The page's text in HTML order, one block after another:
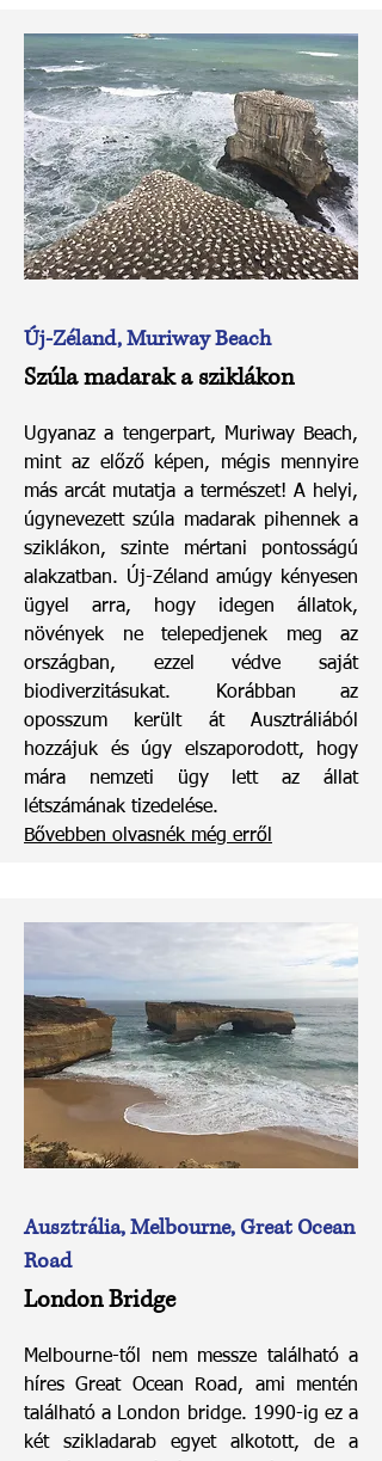
Új-Zéland, Muriway Beach
Szúla madarak a sziklákon
Ugyanaz a tengerpart, Muriway Beach,
mint az előző képen, mégis mennyire
más arcát mutatja a természet! A helyi,
úgynevezett szúla madarak pihennek a
sziklákon, szinte mértani pontosságú
alakzatban. Új-Zéland amúgy kényesen
ügyel arra, hogy idegen állatok,
növények ne telepedjenek meg az
országban, ezzel védve saját
biodiverzitásukat. Korábban az
oposszum került át Ausztráliából
hozzájuk és úgy elszaporodott, hogy
mára nemzeti ügy lett az állat
létszámának tizedelése.
Bővebben olvasnék még erről
Ausztrália, Melbourne, Great Ocean
Road
London Bridge
Melbourne-től nem messze található a
híres Great Ocean Road, ami mentén
található a London bridge. 1990-ig ez a
két szikladarab egyet alkotott, de a